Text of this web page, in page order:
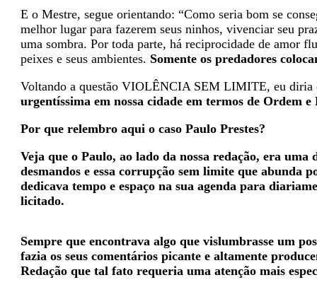
E o Mestre, segue orientando: “Como seria bom se
melhor lugar para fazerem seus ninhos, vivenciar seu
uma sombra. Por toda parte, há reciprocidade de amor
peixes e seus ambientes. Somente os predadores
Voltando a questão VIOLÊNCIA SEM LIMITE, eu
urgentíssima em nossa cidade em termos de Ordem e
Por que relembro aqui o caso Paulo Prestes?
Veja que o Paulo, ao lado da nossa redação, era uma
desmandos e essa corrupção sem limite que abunda
dedicava tempo e espaço na sua agenda para
licitado.
Sempre que encontrava algo que vislumbrasse um
fazia os seus comentários picante e altamente
Redação que tal fato requeria uma atenção mais